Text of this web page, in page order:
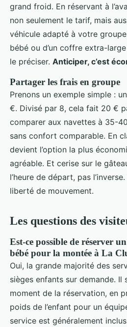
grand froid. En réservant à
non seulement le tarif, mais
véhicule adapté à votre
bébé ou d’un coffre extra-
le préciser. Anticiper, c’est
Partager les frais en groupe
Prenons un exemple simple :
€. Divisé par 8, cela fait 20 €
comparer aux navettes à 35-
sans confort comparable. En
devient l’option la plus
agréable. Et cerise sur le
l’heure de départ, pas
liberté de mouvement.
Les questions des
Est-ce possible de réserver
bébé pour la montée à La
Oui, la grande majorité des
sièges enfants sur demande. Il
moment de la réservation, en
poids de l’enfant pour un
service est généralement